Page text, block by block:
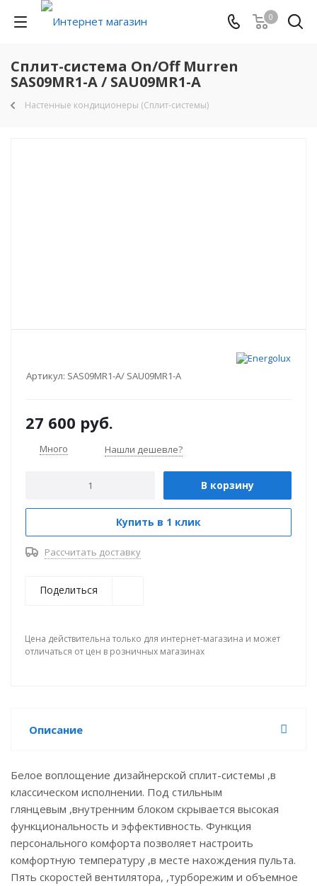
0
Сплит-система On/Off Murren
SAS09MR1-A / SAU09MR1-A
Настенные кондиционеры (Сплит-системы)
Артикул: SAS09MR1-A/ SAU09MR1-A
27 600 руб.
Много Нашли дешевле?
В корзину
Купить в 1 клик
Рассчитать доставку
Поделиться
Цена действительна только для интернет-магазина и может
отличаться от цен в розничных магазинах
Описание
Белое воплощение дизайнерской сплит-системы ,в
классическом исполнении. Под стильным
глянцевым ,внутренним блоком скрывается высокая
функциональность и эффективность. Функция
персонального комфорта позволяет настроить
комфортную температуру ,в месте нахождения пульта.
Пять скоростей вентилятора, ,турборежим и объемное